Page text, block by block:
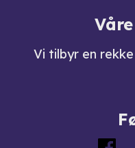
Vi tilbyr en rekke